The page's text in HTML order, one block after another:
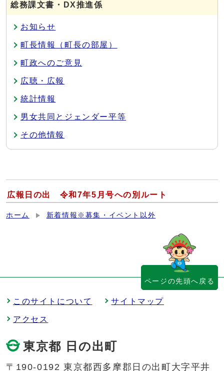
総務課文書・DX推進係
お知らせ
町長情報（町長の部屋）
町政へのご意見
広聴・広報
統計情報
男女共同とジェンダー平等
その他情報
広報日の出 令和7年5月号への別ルート
ホーム 新着情報※募集・イベント以外
このサイトについて サイトマップ
アクセス
東京都 日の出町
〒190-0192 東京都西多摩郡日の出町大字平井
ページの先頭へ戻る